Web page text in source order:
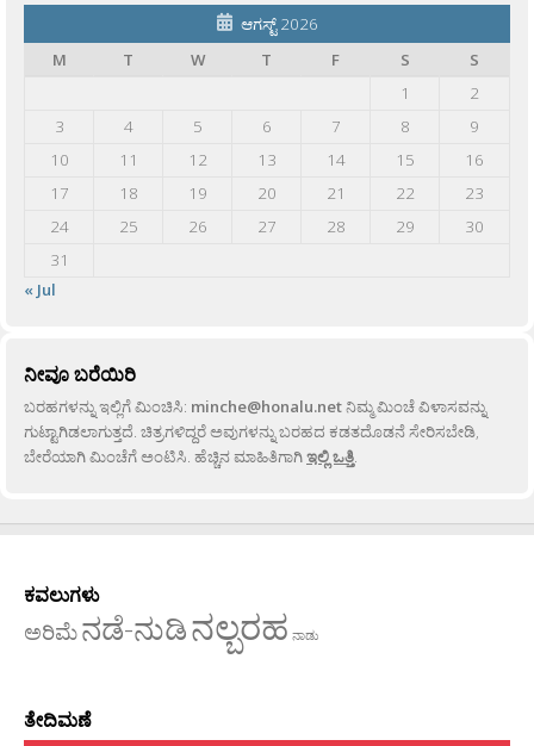
ಆಗಸ್ಟ್ 2026
M
T W T F S
S
1
2
3
4 5 6 7 8
9
10
11 12 13 14 15
16
17
18 19 20 21 22
23
24
25 26 27 28 29
30
31
« Jul
ನೀವೂ ಬರೆಯಿರಿ
ಬರಹಗಳನ್ನು ಇಲ್ಲಿಗೆ ಮಿಂಚಿಸಿ: minche@honalu.netನಿಮ್ಮ ಮಿಂಚೆ ವಿಳಾಸವನ್ನು
ಗುಟ್ಟಾಗಿಡಲಾಗುತ್ತದೆ. ಚಿತ್ರಗಳಿದ್ದರೆ ಅವುಗಳನ್ನು ಬರಹದ ಕಡತದೊಡನೆ ಸೇರಿಸಬೇಡಿ,
ಬೇರೆಯಾಗಿ ಮಿಂಚೆಗೆ ಅಂಟಿಸಿ. ಹೆಚ್ಚಿನ ಮಾಹಿತಿಗಾಗಿಇಲ್ಲಿ ಒತ್ತಿ.
ಕವಲುಗಳು
ಅರಿಮೆನಡೆ-ನುಡಿನಲ್ಬರಹ ನಾಡು
ತೇದಿಮಣೆ